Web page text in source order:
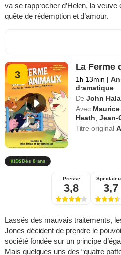
va se rapprocher d’Helen, la
quête de rédemption et d’amour.
3
La Ferme
1h 13min |
dramatique
De John
Avec
Heath ,Jean-
Titre original
Dès 8 ans
Presse
3,8 3,7
Lassés des mauvais traitements,
Jones décident de prendre le
société fondée sur un principe
Mais quelques uns des “quatre